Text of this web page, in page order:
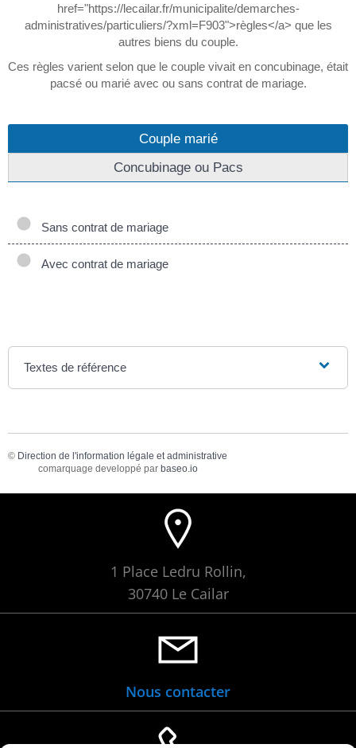
href="https://lecailar.fr/municipalite/demarches-
administratives/particuliers/?xml=F903">règles</a> que les
autres biens du couple.
Ces règles varient selon que le couple vivait en concubinage, était
pacsé ou marié avec ou sans contrat de mariage.
Couple marié
Concubinage ou Pacs
Sans contrat de mariage
Avec contrat de mariage
Textes de référence
© Direction de l'information légale et administrative
comarquage developpé par baseo.io
1 Place Ledru Rollin,
30740 Le Cailar
Nous contacter